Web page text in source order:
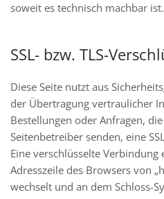
soweit es technisch machbar ist.
SSL- bzw. TLS-
Diese Seite nutzt aus
der Übertragung vertraulicher
Bestellungen oder Anfragen,
Seitenbetreiber senden, eine
Eine verschlüsselte Verbindung
Adresszeile des Browsers von
wechselt und an dem Schloss-